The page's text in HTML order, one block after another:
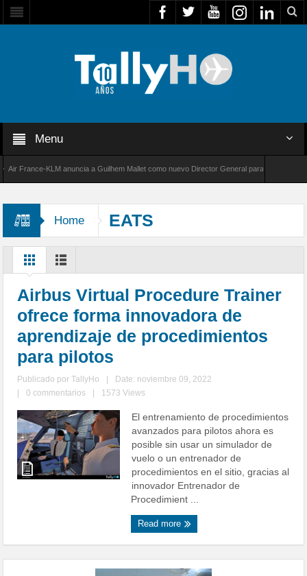
Menu
France-KLM anuncia a Guilhem Mallet como nuevo Director General para América Latina
Home EATS
Airbus Virtual Procedure Trainer
ofrece forma innovadora de
aprendizaje de procedimientos
para pilotos
Publicado porTallyHo
Date: noviembre 09, 2022
0 commentarios 1573 Views
El entrenamiento de procedimientos
avanzados para pilotos ahora es
posible sin usar un simulador de
vuelo o un entrenador de
procedimientos en el sitio, gracias al
innovador Entrenador de
Procedimient ...
Read more